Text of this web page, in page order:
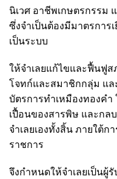
นิเวศ อาชีพเกษตรกรรม
ซึ่งจำเป็นต้องมีมาตรกา
เป็นระบบ
ให้จำเลยแก้ไขและฟื้นฟู
โจทก์และสมาชิกกลุ่ม แ
บัตรการทำเหมืองทองค
เปื้อนของสารพิษ และกล
จำเลยเองทั้งสิ้น ภายใต้
ราชการ
จึงกำหนดให้จำเลยเป็นผู้